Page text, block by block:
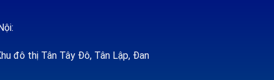
đô thị Tân Tây Đô, Tân Lập, Đan